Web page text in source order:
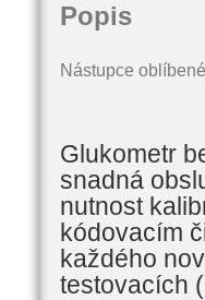
Popis
Nástupce
Glukometr
snadná
nutnost
kódovacím
každého
testovacích